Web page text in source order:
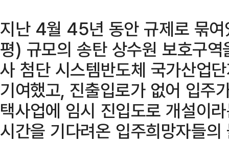
지난 4월 45년 동안 규제로
평) 규모의 송탄 상수원 보호구역
사 첨단 시스템반도체 국가산업
기여했고, 진출입로가 없어 입주
택사업에 임시 진입도로 개설이
시간을 기다려온 입주희망자들